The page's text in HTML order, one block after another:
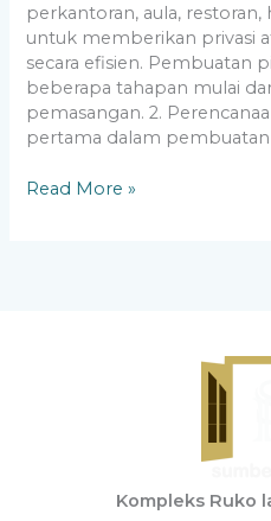
perkantoran, aula,
untuk memberikan privasi
secara efisien. Pembuatan
beberapa tahapan mulai
pemasangan. 2.
pertama dalam
Read More »
Kompleks Ruko